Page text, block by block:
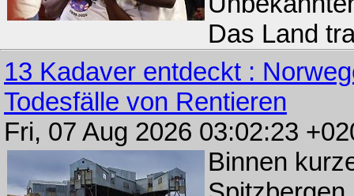
Das Land
13 Kadaver entdeckt :
Todesfälle von Rentieren
Fri, 07 Aug 2026 03:02:23
Binnen